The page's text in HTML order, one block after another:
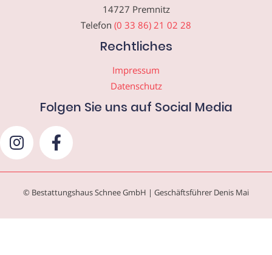
14727 Premnitz
Telefon (0 33 86) 21 02 28
Rechtliches
Impressum
Datenschutz
Folgen Sie uns auf Social Media
© Bestattungshaus Schnee GmbH | Geschäftsführer Denis Mai